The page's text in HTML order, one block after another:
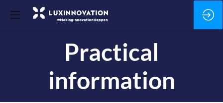
Practical
information